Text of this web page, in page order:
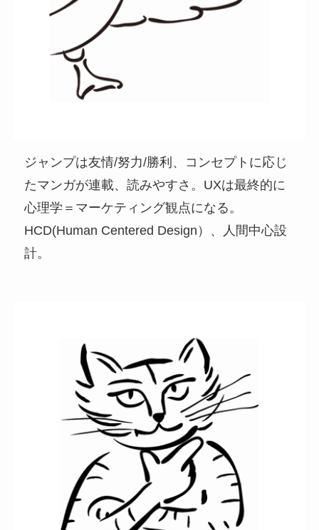
ジャンプは友情/努力/勝利、コンセプトに応じ
たマンガが連載、読みやすさ。UXは最終的に
心理学＝マーケティング観点になる。
HCD(Human Centered Design）、人間中心設
計。​